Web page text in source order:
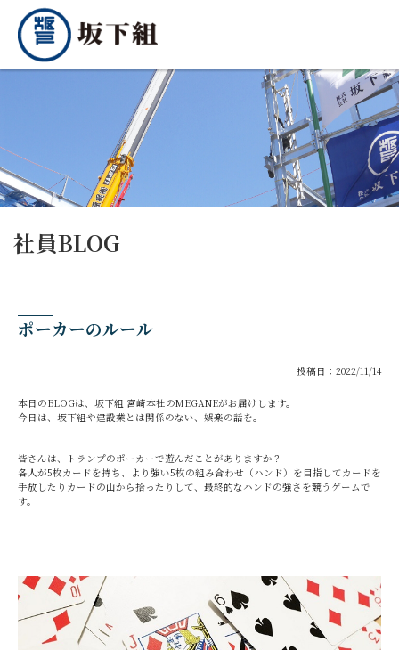
社員BLOG
ポーカーのルール
投稿日：2022/11/14
本日のBLOGは、坂下組 宮崎本社のMEGANEがお届けします。
今日は、坂下組や建設業とは関係のない、娯楽の話を。
皆さんは、トランプのポーカーで遊んだことがありますか？
各人が5枚カードを持ち、より強い5枚の組み合わせ（ハンド）を目指してカードを
手放したりカードの山から拾ったりして、最終的なハンドの強さを競うゲームで
す。